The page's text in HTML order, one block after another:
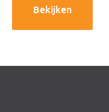
Bekijken